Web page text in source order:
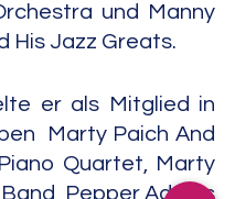
und Manny
His Jazz Greats.
er als Mitglied in
Marty Paich And
Quartet, Marty
Pepper Adams